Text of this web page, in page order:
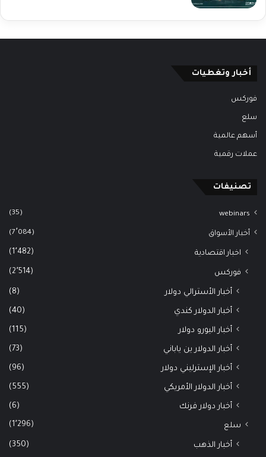
أخبار وتغطيات
فوركس
سلع
أسهم عالمية
عملات رقمية
تصنيفات
webinars
(35)
أخبار الأسواق (7٬084)
اخبار اقتصادية (1٬482)
فوركس (2٬514)
أخبار الأسترالي دولار (8)
أخبار الدولار كندي (40)
أخبار اليورو دولار (115)
أخبار الدولار ين ياباني (73)
أخبار الإسترليني دولار (96)
أخبار الدولار الأمريكي (555)
أخبار دولار فرنك (6)
سلع (1٬296)
أخبار الذهب (350)